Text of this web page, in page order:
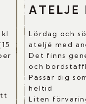
ATELJE
Lördag och
ateljé med
Det finns
och
Passar dig
heltid
Liten